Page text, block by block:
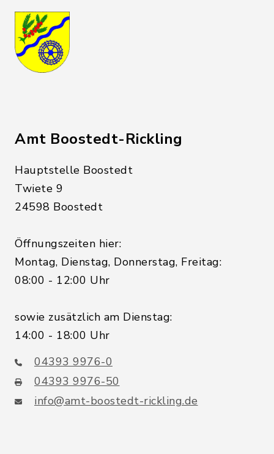
Amt Boostedt-Rickling
Hauptstelle Boostedt
Twiete 9
24598 Boostedt
Öffnungszeiten hier:
Montag, Dienstag, Donnerstag, Freitag:
08:00 - 12:00 Uhr
sowie zusätzlich am Dienstag:
14:00 - 18:00 Uhr
04393 9976-0
04393 9976-50
info@amt-boostedt-rickling.de